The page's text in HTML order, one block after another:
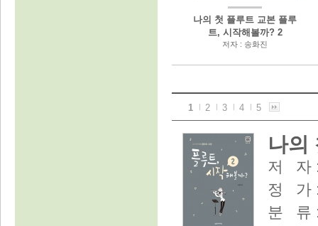
나의 첫 플루트 교본 플루
트, 시작해볼까? 2
저자 : 송화진
1 2 3 4 5
나의
저 자
정 가
분 류